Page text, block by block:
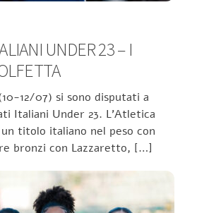
UNDER 23 – I
12/07) si sono disputati a
Italiani Under 23. L’Atletica
titolo italiano nel peso con
bronzi con Lazzaretto, […]